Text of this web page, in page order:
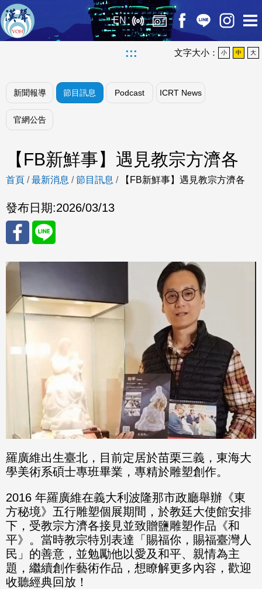
EN
::: 文字大小： 小 中 大
新聞報導 節目訊息 Podcast ICRT News
官網公告
【FB新鮮事】遇見教宗方濟各
首頁 /最新消息 /節目訊息 / 【FB新鮮事】遇見教宗方濟各
發布日期:2026/03/13
分享
至
Fac
eBo
ok
分享
Line
羅廣維出生臺北，目前定居於苗栗三義，東海大
學美術系碩士專班畢業，專精於雕塑創作。
2016 年羅廣維在義大利波隆那市政廳舉辦《東
方秘境》五行雕塑個展期間，於教廷大使館安排
下，受教宗方濟各接見並致贈鹽雕塑作品《和
平》。當時教宗特別表達「賜福你，賜福臺灣人
民」的善意，並勉勵他以愛及和平、親情為主
題，繼續創作藝術作品，想瞭解更多內容，歡迎
收聽經典回放！